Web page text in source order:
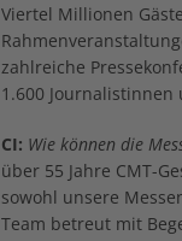
Viertel Millionen
zahlreiche
1.600 Journalistinnen
CI: Wie können die
über 55 Jahre CMT-
sowohl unsere
Team betreut mit